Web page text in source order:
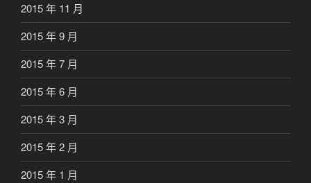
2015 年 11 月
2015 年 9 月
2015 年 7 月
2015 年 6 月
2015 年 3 月
2015 年 2 月
2015 年 1 月